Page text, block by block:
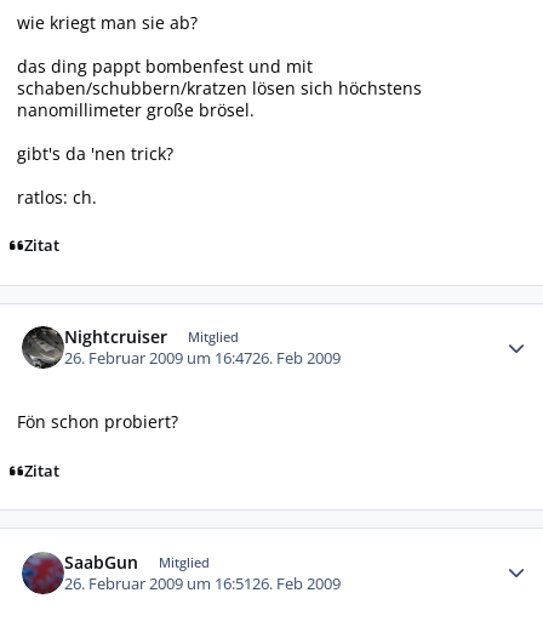
wie kriegt man sie ab?
das ding pappt bombenfest und mit
schaben/schubbern/kratzen lösen sich höchstens
nanomillimeter große brösel.
gibt's da 'nen trick?
ratlos: ch.
Zitat
Nightcruiser Mitglied
26. Februar 2009 um 16:4726. Feb 2009
Fön schon probiert?
Zitat
SaabGun Mitglied
26. Februar 2009 um 16:5126. Feb 2009